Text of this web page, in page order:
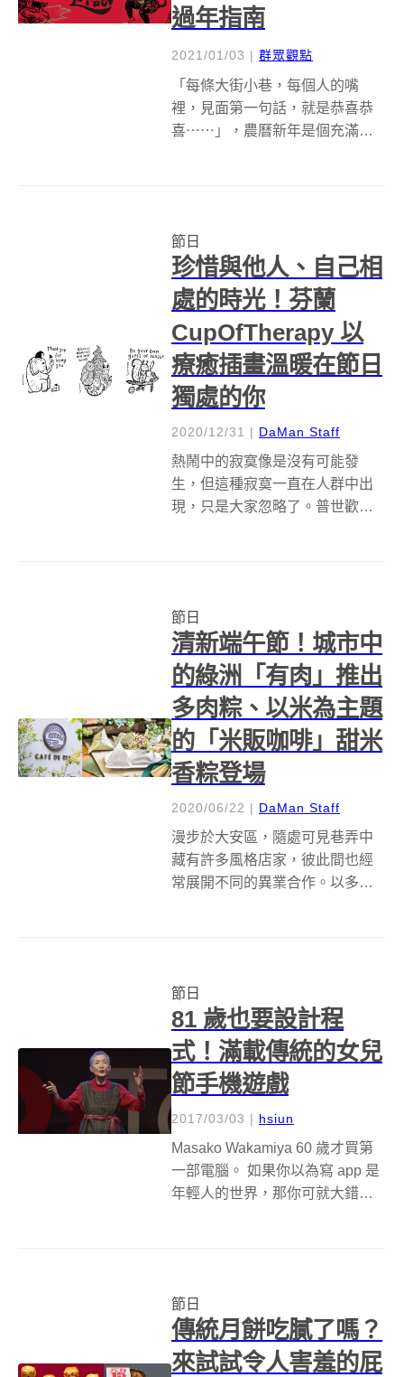
過年指南
2021/01/03 | 群眾觀點
「每條大街小巷，每個人的嘴
裡，見面第一句話，就是恭喜恭
喜⋯⋯」，農曆新年是個充滿祝
年我們就跟著長輩從農曆年前忙
到年後，你真的知道...
節日
珍惜與他人、自己相
處的時光！芬蘭
CupOfTherapy 以
療癒插畫溫暖在節日
獨處的你
2020/12/31 | DaMan Staff
熱鬧中的寂寞像是沒有可能發
生，但這種寂寞一直在人群中出
現，只是大家忽略了。普世歡騰
的、還有孤單的……。 芬蘭的創
作組合 CupOf...
節日
清新端午節！城市中
的綠洲「有肉」推出
多肉粽、以米為主題
的「米販咖啡」甜米
香粽登場
2020/06/22 | DaMan Staff
漫步於大安區，隨處可見巷弄中
藏有許多風格店家，彼此間也經
常展開不同的異業合作。以多肉
禮品「多肉粽」、「...
節日
81 歲也要設計程
式！滿載傳統的女兒
節手機遊戲
2017/03/03 | hsiun
Masako Wakamiya 60 歲才買第
一部電腦。 如果你以為寫 app 是
年輕人的世界，那你可就大錯特
節日
傳統月餅吃膩了嗎？
來試試令人害羞的屁